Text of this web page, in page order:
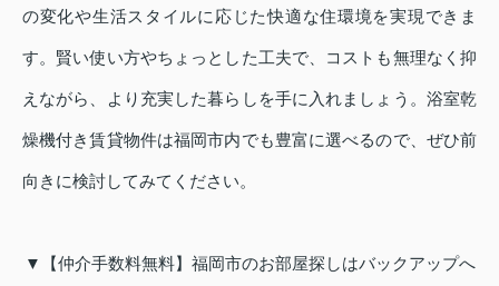
の変化や生活スタイルに応じた快適な住環境を実現できま
す。賢い使い方やちょっとした工夫で、コストも無理なく抑
えながら、より充実した暮らしを手に入れましょう。浴室乾
燥機付き賃貸物件は福岡市内でも豊富に選べるので、ぜひ前
向きに検討してみてください。
▼【仲介手数料無料】福岡市のお部屋探しはバックアップへ